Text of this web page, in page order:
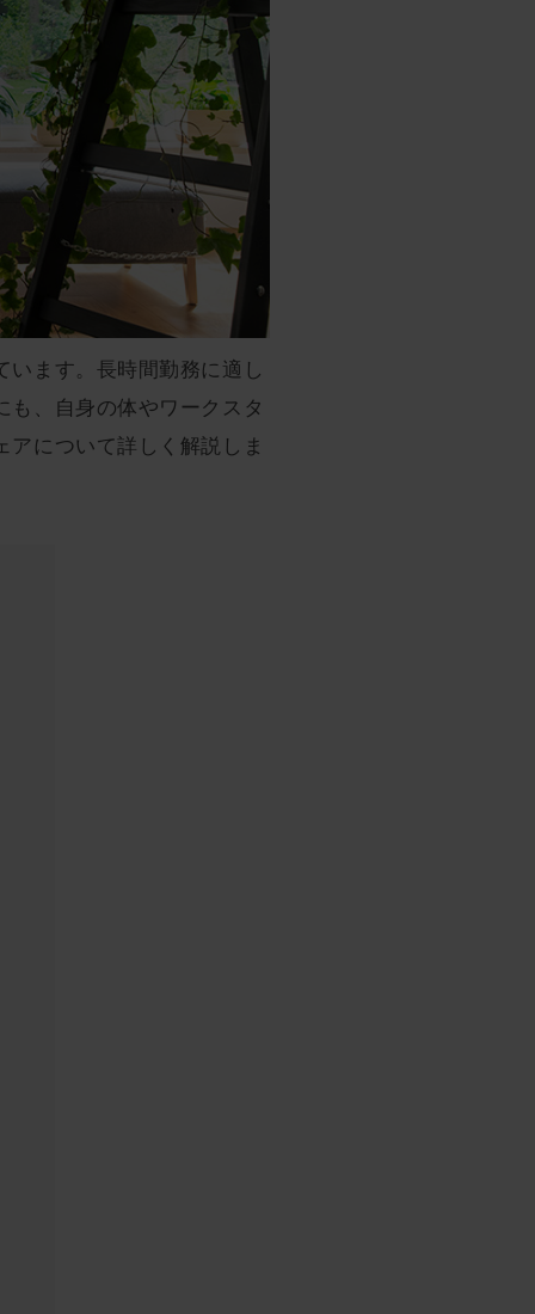
ます。長時間勤務に適し
、自身の体やワークスタ
について詳しく解説しま